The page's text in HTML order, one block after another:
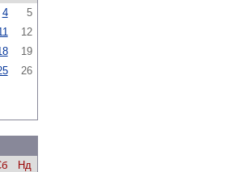
4
5
12
19
26
Нд